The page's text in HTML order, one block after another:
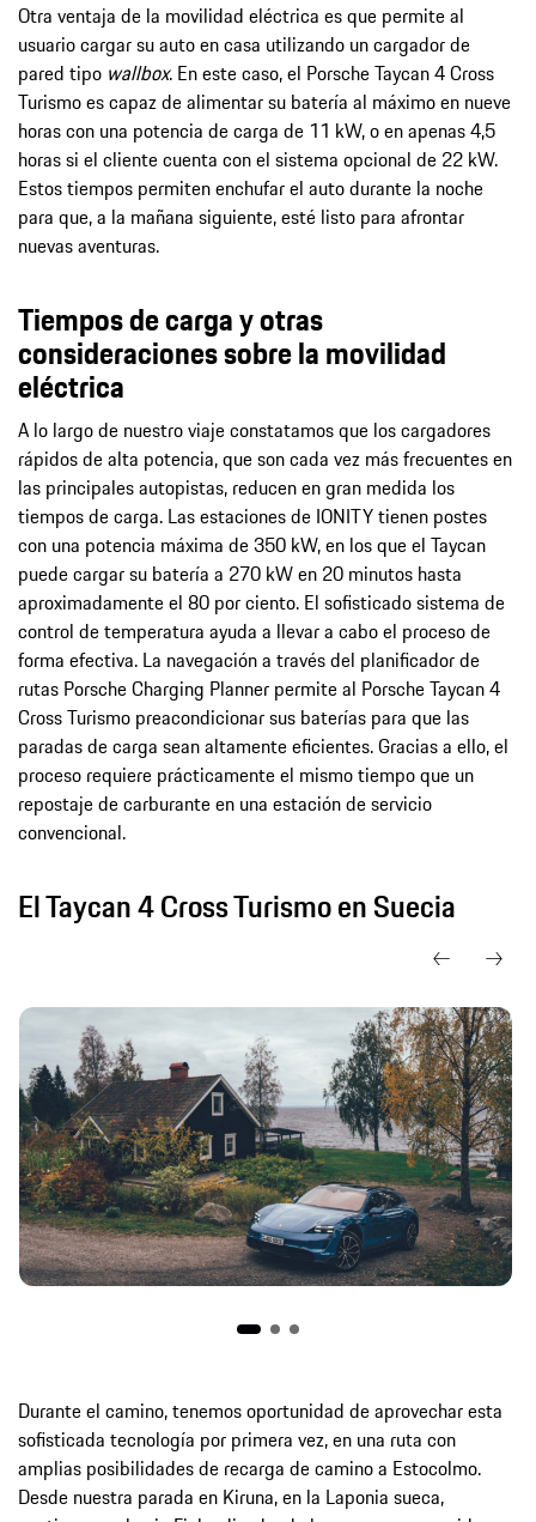
Otra ventaja de la movilidad eléctrica es que permite al
usuario cargar su auto en casa utilizando un cargador de
pared tipo wallbox. En este caso, el Porsche Taycan 4 Cross
Turismo es capaz de alimentar su batería al máximo en nueve
horas con una potencia de carga de 11 kW, o en apenas 4,5
horas si el cliente cuenta con el sistema opcional de 22 kW.
Estos tiempos permiten enchufar el auto durante la noche
para que, a la mañana siguiente, esté listo para afrontar
nuevas aventuras.
Tiempos de carga y otras
consideraciones sobre la movilidad
eléctrica
A lo largo de nuestro viaje constatamos que los cargadores
rápidos de alta potencia, que son cada vez más frecuentes en
las principales autopistas, reducen en gran medida los
tiempos de carga. Las estaciones de IONITY tienen postes
con una potencia máxima de 350 kW, en los que el Taycan
puede cargar su batería a 270 kW en 20 minutos hasta
aproximadamente el 80 por ciento. El sofisticado sistema de
control de temperatura ayuda a llevar a cabo el proceso de
forma efectiva. La navegación a través del planificador de
rutas Porsche Charging Planner permite al Porsche Taycan 4
Cross Turismo preacondicionar sus baterías para que las
paradas de carga sean altamente eficientes. Gracias a ello, el
proceso requiere prácticamente el mismo tiempo que un
repostaje de carburante en una estación de servicio
convencional.
El Taycan 4 Cross Turismo en Suecia
Durante el camino, tenemos oportunidad de aprovechar esta
sofisticada tecnología por primera vez, en una ruta con
amplias posibilidades de recarga de camino a Estocolmo.
Desde nuestra parada en Kiruna, en la Laponia sueca,